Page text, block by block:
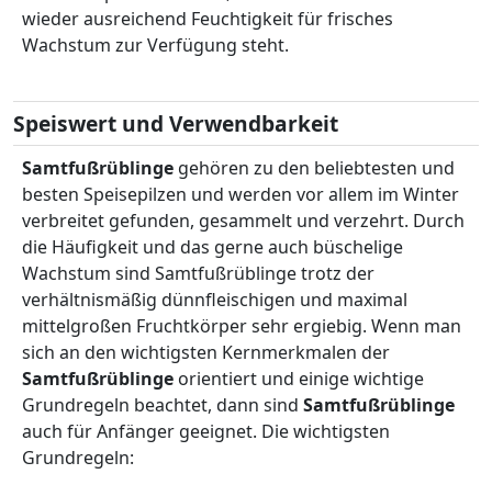
wieder ausreichend Feuchtigkeit für frisches
Wachstum zur Verfügung steht.
Speiswert und Verwendbarkeit
Samtfußrüblinge gehören zu den beliebtesten und
besten Speisepilzen und werden vor allem im Winter
verbreitet gefunden, gesammelt und verzehrt. Durch
die Häufigkeit und das gerne auch büschelige
Wachstum sind Samtfußrüblinge trotz der
verhältnismäßig dünnfleischigen und maximal
mittelgroßen Fruchtkörper sehr ergiebig. Wenn man
sich an den wichtigsten Kernmerkmalen der
Samtfußrüblinge orientiert und einige wichtige
Grundregeln beachtet, dann sind Samtfußrüblinge
auch für Anfänger geeignet. Die wichtigsten
Grundregeln: